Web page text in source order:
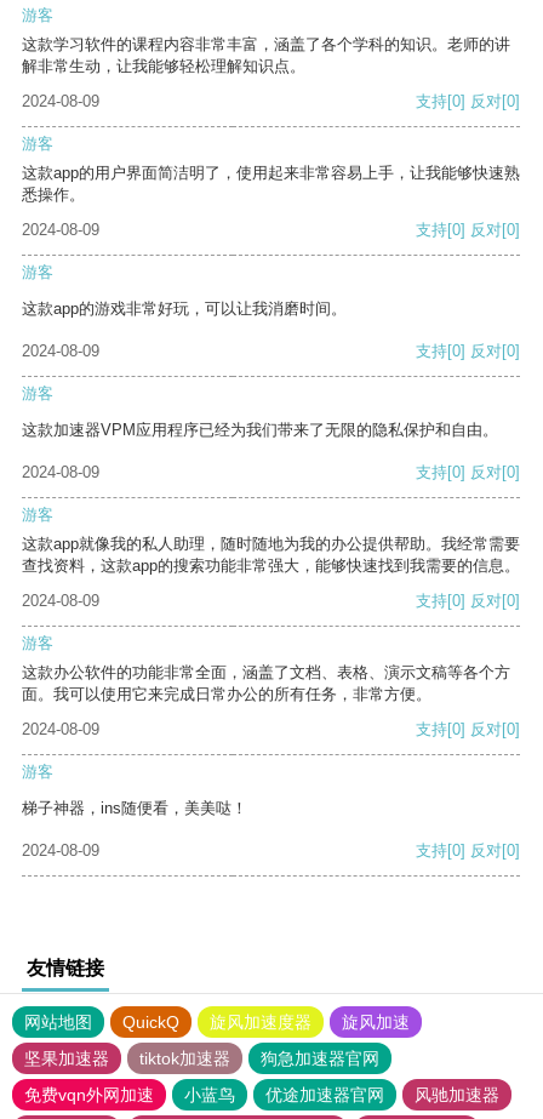
游客
这款学习软件的课程内容非常丰富，涵盖了各个学科的知识。老师的讲
解非常生动，让我能够轻松理解知识点。
2024-08-09
支持[0] 反对[0]
游客
这款app的用户界面简洁明了，使用起来非常容易上手，让我能够快速熟
悉操作。
2024-08-09
支持[0] 反对[0]
游客
这款app的游戏非常好玩，可以让我消磨时间。
2024-08-09 支持[0] 反对[0]
游客
这款加速器VPM应用程序已经为我们带来了无限的隐私保护和自由。
2024-08-09 支持[0] 反对[0]
游客
这款app就像我的私人助理，随时随地为我的办公提供帮助。我经常需要
查找资料，这款app的搜索功能非常强大，能够快速找到我需要的信息。
2024-08-09
支持[0] 反对[0]
游客
这款办公软件的功能非常全面，涵盖了文档、表格、演示文稿等各个方
面。我可以使用它来完成日常办公的所有任务，非常方便。
2024-08-09
支持[0] 反对[0]
游客
梯子神器，ins随便看，美美哒！
2024-08-09 支持[0] 反对[0]
友情链接
网站地图 QuickQ 旋风加速度器
旋风加速
坚果加速器
tiktok加速器
狗急加速器官网
免费vqn外网加速
小蓝鸟 优途加速器官网 风驰加速器